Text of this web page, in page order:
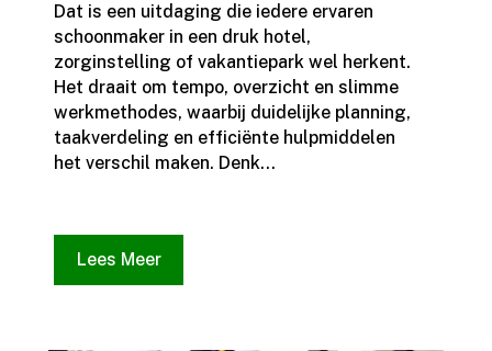
Dat is een uitdaging die iedere ervaren
schoonmaker in een druk hotel,
zorginstelling of vakantiepark wel herkent.​
Het draait om tempo, overzicht en slimme
werkmethodes, waarbij duidelijke planning,
taakverdeling en efficiënte hulpmiddelen
het verschil maken.​ Denk...
Lees Meer